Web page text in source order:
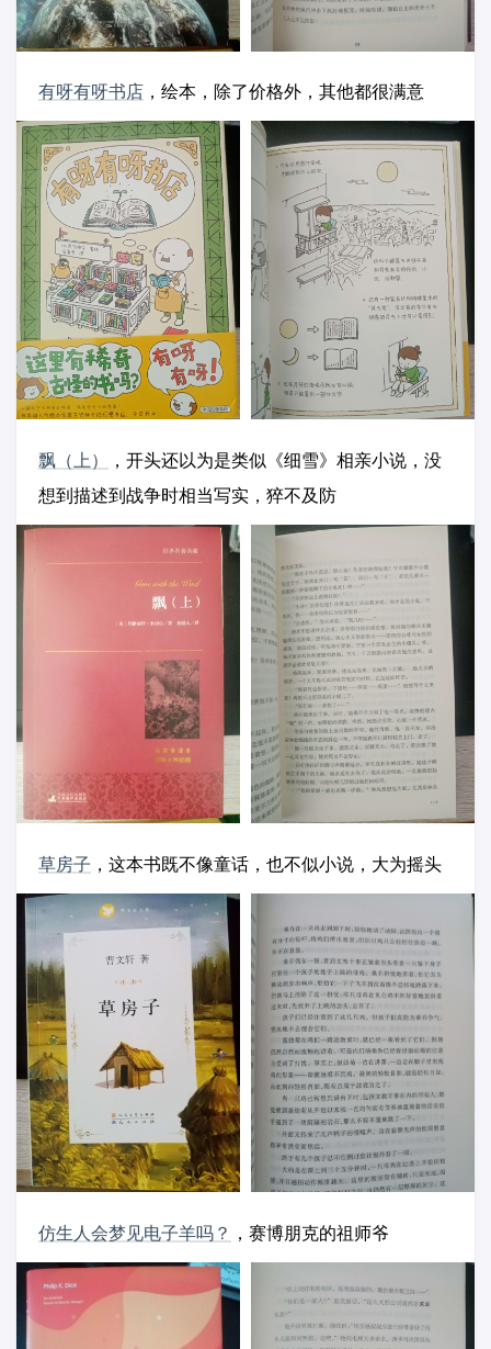
有呀有呀书店 ，绘本，除了价格外，其他都很满意
飘（上）
，开头还以为是类似《细雪》相亲小说，没
想到描述到战争时相当写实，猝不及防
草房子 ，这本书既不像童话，也不似小说，大为摇头
仿生人会梦见电子羊吗？ ，赛博朋克的祖师爷